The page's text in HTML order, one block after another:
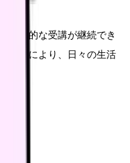
定期的な受講が継続でき
連携により、日々の生活